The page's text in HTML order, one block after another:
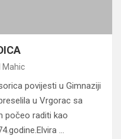
Mahic
povijesti u Gimnaziji
u Vrgorac sa
počeo raditi kao
…